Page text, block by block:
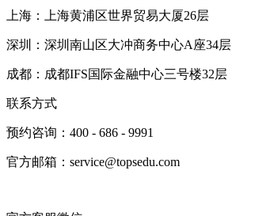
上海：上海黄浦区世界贸易大厦26层
深圳：深圳南山区大冲商务中心A座34层
成都：成都IFS国际金融中心三号楼32层
联系方式
预约咨询：400 - 686 - 9991
官方邮箱：service@topsedu.com